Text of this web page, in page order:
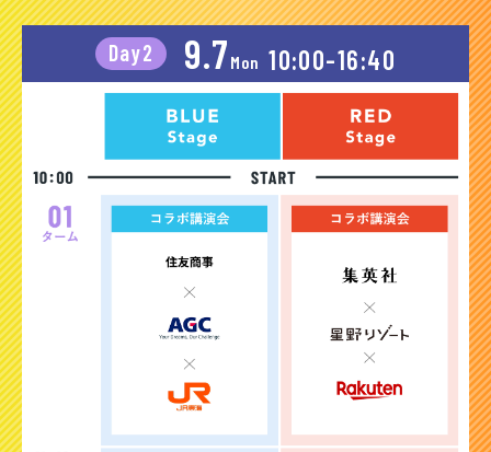
Day2 9.7 Mon 10:00-16:40